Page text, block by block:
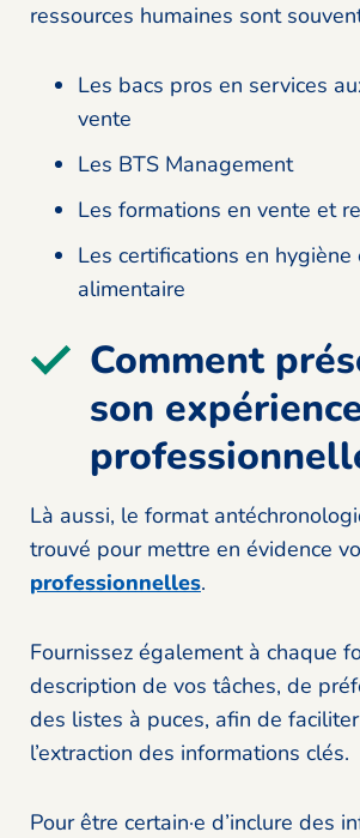
ressources humaines sont
Les bacs pros en services
vente
Les BTS Management
Les formations en vente et
Les certifications en hygiène
alimentaire
Comment
son
Là aussi, le format
trouvé pour mettre en évidence
professionnelles.
Fournissez également à chaque
description de vos tâches, de
des listes à puces, afin de
l’extraction des informations clés.
Pour être certain·e d’inclure des